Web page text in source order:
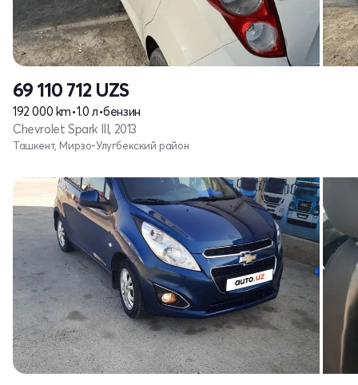
69 110 712 UZS
192 000 km•1.0 л•бензин
Chevrolet Spark III, 2013
Ташкент, Мирзо-Улугбекский район